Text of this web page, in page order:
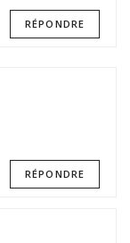
RÉPONDRE
RÉPONDRE